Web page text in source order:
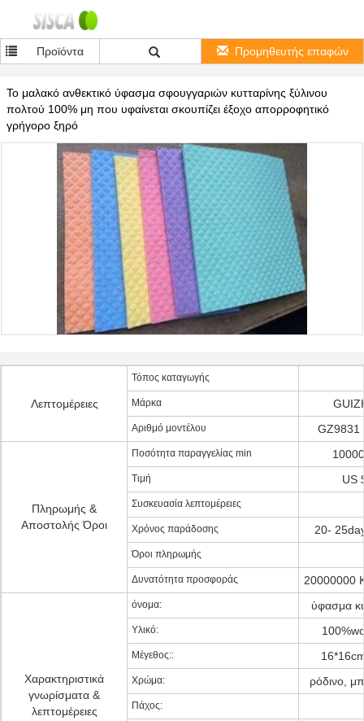
Προϊόντα Προμηθευτής επαφών
Το μαλακό ανθεκτικό ύφασμα σφουγγαριών κυτταρίνης ξύλινου
πολτού 100% μη που υφαίνεται σκουπίζει έξοχο απορροφητικό
γρήγορο ξηρό
Λεπτομέρειες
Τόπος καταγωγής
Μάρκα
Αριθμό μοντέλου GZ9831
Πληρωμής &
Αποστολής Όροι
Ποσότητα παραγγελίας min
Τιμή US
Συσκευασία λεπτομέρειες
Χρόνος παράδοσης 20-
Όροι πληρωμής
Δυνατότητα προσφοράς 20000000
Χαρακτηριστικά
γνωρίσματα &
λεπτομέρειες
όνομα: ύφασμα
Υλικό:
Μέγεθος::
Χρώμα: ρόδινο,
Πάχος: